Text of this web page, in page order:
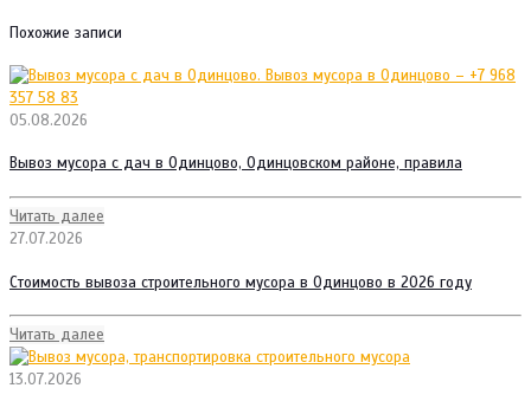
Похожие записи
05.08.2026
Вывоз мусора с дач в Одинцово, Одинцовском районе, правила
Читать далее
27.07.2026
Стоимость вывоза строительного мусора в Одинцово в 2026 году
Читать далее
13.07.2026